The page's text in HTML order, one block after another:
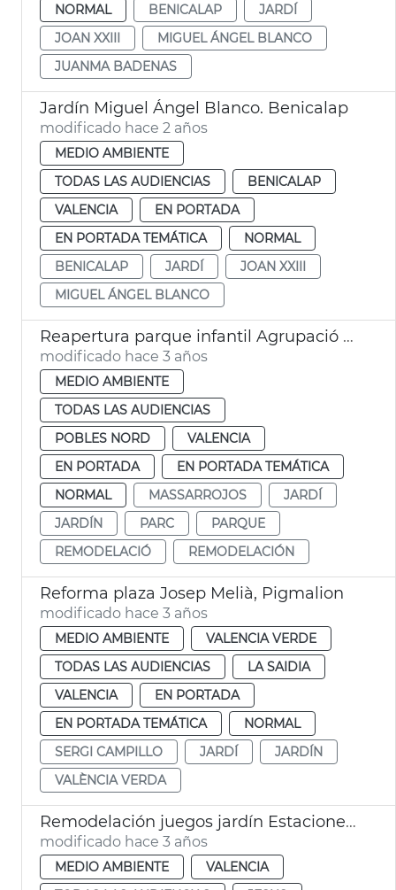
NORMAL
BENICALAP
JARDÍ
JOAN XXIII
MIGUEL ÁNGEL BLANCO
JUANMA BADENAS
Jardín Miguel Ángel Blanco. Benicalap
modificado hace 2 años
MEDIO AMBIENTE
TODAS LAS AUDIENCIAS
BENICALAP
VALENCIA
EN PORTADA
EN PORTADA TEMÁTICA
NORMAL
BENICALAP
JARDÍ
JOAN XXIII
MIGUEL ÁNGEL BLANCO
Reapertura parque infantil Agrupació Musical de Massarrojos
modificado hace 3 años
MEDIO AMBIENTE
TODAS LAS AUDIENCIAS
POBLES NORD
VALENCIA
EN PORTADA
EN PORTADA TEMÁTICA
NORMAL
MASSARROJOS
JARDÍ
JARDÍN
PARC
PARQUE
REMODELACIÓ
REMODELACIÓN
Reforma plaza Josep Melià, Pigmalion
modificado hace 3 años
MEDIO AMBIENTE
VALENCIA VERDE
TODAS LAS AUDIENCIAS
LA SAIDIA
VALENCIA
EN PORTADA
EN PORTADA TEMÁTICA
NORMAL
SERGI CAMPILLO
JARDÍ
JARDÍN
VALÈNCIA VERDA
Remodelación juegos jardín Estacioneta de Jesús
modificado hace 3 años
MEDIO AMBIENTE
VALENCIA